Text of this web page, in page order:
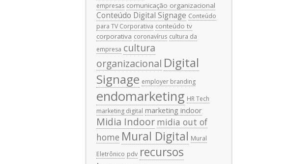
empresas comunicação organizacional
Conteúdo Digital Signage Conteúdo
para TV Corporativa conteúdo tv
corporativa coronavírus cultura da
empresa cultura
organizacional Digital
Signage employer branding
endomarketing HR Tech
marketing digital marketing indoor
Midia Indoor midia out of
home Mural Digital Mural
Eletrônico pdv recursos